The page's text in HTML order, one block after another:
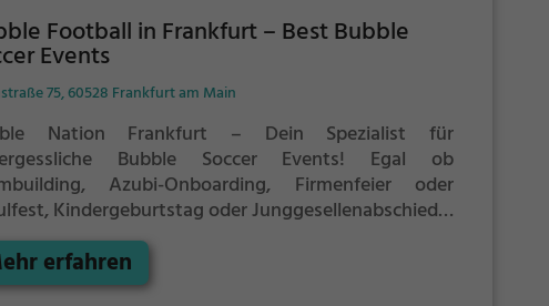
Football in Frankfurt – Best Bubble
Events
75, 60528 Frankfurt am Main
Nation Frankfurt – Dein Spezialist für
Bubble Soccer Events! Egal ob
Azubi-Onboarding, Firmenfeier oder
Kindergeburtstag oder Junggesellenabschied –
wird dein Event zum actiongeladenen Highlight.
hochwertigen TPU-Bubbles bieten maximale
und optimalen Spielspaß. Bubble Soccer eignet
erfahren